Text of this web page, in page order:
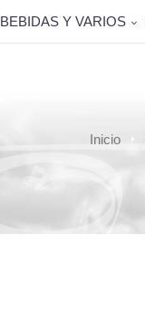
BEBIDAS Y VARIOS
Inicio